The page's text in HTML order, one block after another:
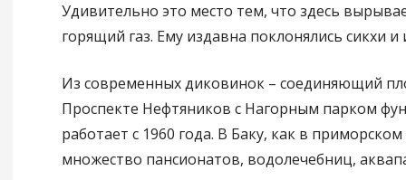
Удивительно это место тем, что здесь
горящий газ. Ему издавна поклонялись сикхи и
Из современных диковинок – соединяющий
Проспекте Нефтяников с Нагорным парком
работает с 1960 года. В Баку, как в
множество пансионатов, водолечебниц,